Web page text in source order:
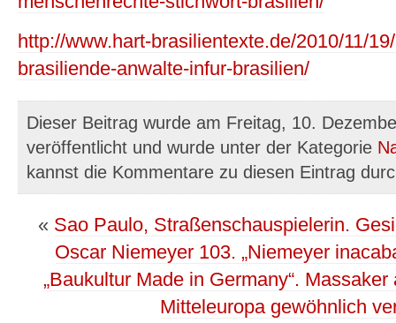
http://www.hart-brasilientexte.de/2010/11/
brasiliende-anwalte-infur-brasilien/
Dieser Beitrag wurde am Freitag, 10.
veröffentlicht und wurde unter der Kategorie
kannst die Kommentare zu diesen Eintrag
« Sao Paulo, Straßenschauspielerin.
Oscar Niemeyer 103. „Niemeyer
„Baukultur Made in Germany“.
Mitteleuropa gewöhnlich